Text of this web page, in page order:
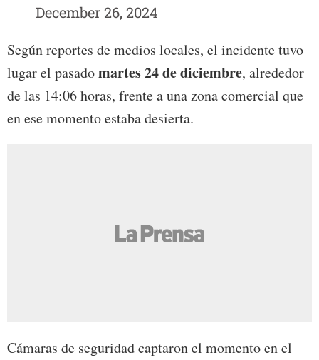
December 26, 2024
Según reportes de medios locales, el incidente tuvo
lugar el pasadomartes 24 de diciembre, alrededor
de las 14:06 horas, frente a una zona comercial que
en ese momento estaba desierta.
Cámaras de seguridad captaron el momento en el